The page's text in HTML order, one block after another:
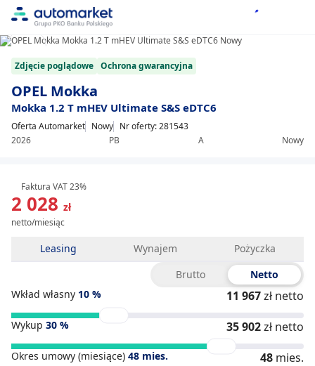
1/12
Zdjęcie poglądowe Ochrona gwarancyjna
OPEL Mokka
Mokka 1.2 T mHEV Ultimate S&S eDTC6
Oferta Automarket Nowy
2026
PB A Nowy
Nr oferty: 281543
2 028 zł
netto/miesiąc
Faktura VAT 23%
Leasing Wynajem
Pożyczka
Brutto
Netto
Wkład własny 10 % 11 967zł netto
Wykup 30 % 35 902zł netto
Okres umowy (miesiące) 48 mies. 48 mies.